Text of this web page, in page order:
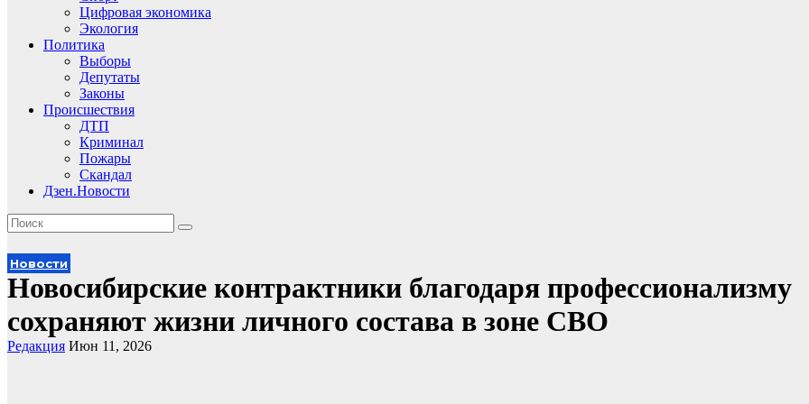
Цифровая экономика
Экология
Политика
Выборы
Депутаты
Законы
Происшествия
ДТП
Криминал
Пожары
Скандал
Дзен.Новости
Новости
Новосибирские контрактники благодаря профессионализму
сохраняют жизни личного состава в зоне СВО
Редакция Июн 11, 2026